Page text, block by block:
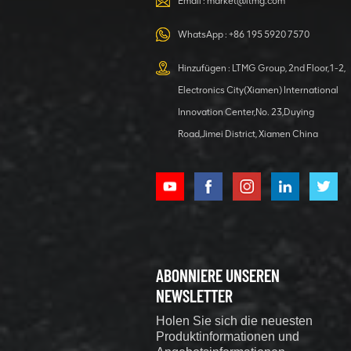
Raupenbagger
1,2 Tonnen
Hausgarten
1,5 Tonnen Mini-
Raupenbagger
WhatsApp : +86 195 5920 7570
Hinzufügen : LTMG Group, 2nd Floor,1-2,
Electronics City(Xiamen) International
Innovation Center,No. 23,Duying
Road,Jimei District, Xiamen China
ABONNIERE UNSEREN
NEWSLETTER
Holen Sie sich die neuesten
Produktinformationen und